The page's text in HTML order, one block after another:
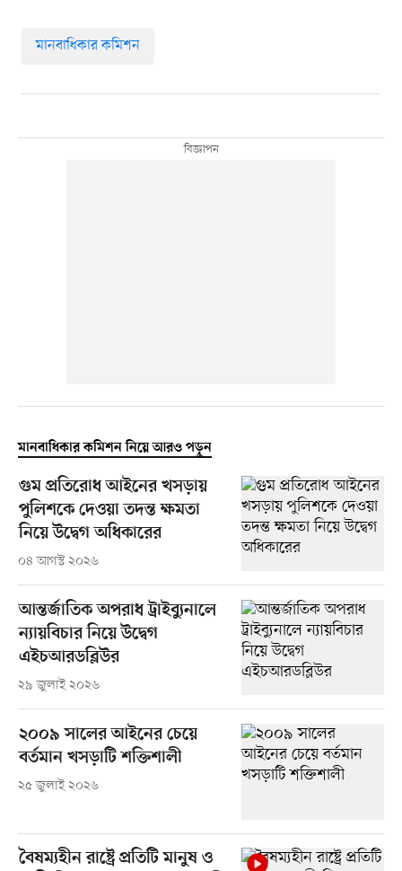
মানবাধিকার কমিশন
মানবাধিকার কমিশন নিয়ে আরও পড়ুন
গুম প্রতিরোধ আইনের খসড়ায়
পুলিশকে দেওয়া তদন্ত ক্ষমতা
নিয়ে উদ্বেগ অধিকারের
০৪ আগস্ট ২০২৬
আন্তর্জাতিক অপরাধ ট্রাইব্যুনালে
ন্যায়বিচার নিয়ে উদ্বেগ
এইচআরডব্লিউর
২৯ জুলাই ২০২৬
২০০৯ সালের আইনের চেয়ে
বর্তমান খসড়াটি শক্তিশালী
২৫ জুলাই ২০২৬
বৈষম্যহীন রাষ্ট্রে প্রতিটি মানুষ ও